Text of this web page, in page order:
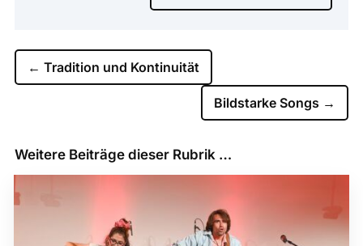
← Tradition und Kontinuität
Bildstarke Songs →
Weitere Beiträge dieser Rubrik …